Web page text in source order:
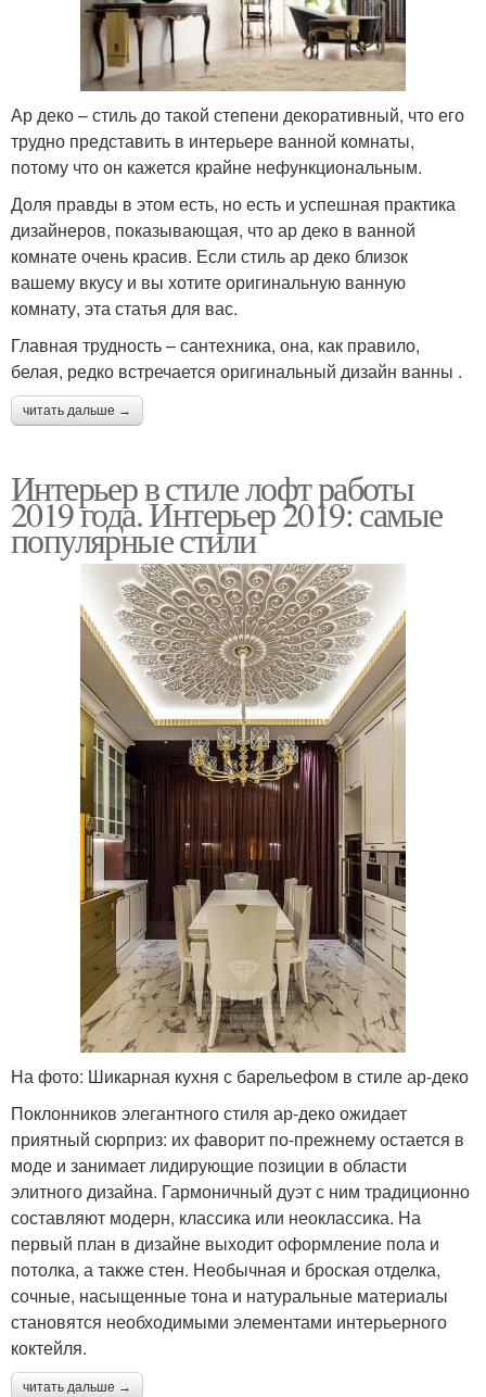
Ар деко – стиль до такой степени декоративный, что его
трудно представить в интерьере ванной комнаты,
потому что он кажется крайне нефункциональным.
Доля правды в этом есть, но есть и успешная практика
дизайнеров, показывающая, что ар деко в ванной
комнате очень красив. Если стиль ар деко близок
вашему вкусу и вы хотите оригинальную ванную
комнату, эта статья для вас.
Главная трудность – сантехника, она, как правило,
белая, редко встречается оригинальный дизайн ванны .
читать дальше →
Интерьер в стиле лофт работы
2019 года. Интерьер 2019: самые
популярные стили
На фото: Шикарная кухня с барельефом в стиле ар-деко
Поклонников элегантного стиля ар-деко ожидает
приятный сюрприз: их фаворит по-прежнему остается в
моде и занимает лидирующие позиции в области
элитного дизайна. Гармоничный дуэт с ним традиционно
составляют модерн, классика или неоклассика. На
первый план в дизайне выходит оформление пола и
потолка, а также стен. Необычная и броская отделка,
сочные, насыщенные тона и натуральные материалы
становятся необходимыми элементами интерьерного
коктейля.
читать дальше →